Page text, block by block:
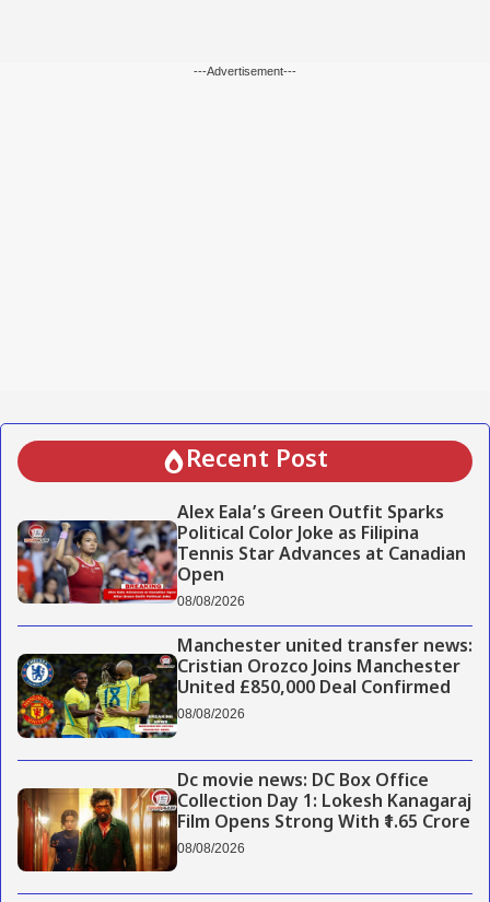
---Advertisement---
Recent Post
Alex Eala’s Green Outfit Sparks
Political Color Joke as Filipina
Tennis Star Advances at Canadian
Open
08/08/2026
Manchester united transfer news:
Cristian Orozco Joins Manchester
United £850,000 Deal Confirmed
08/08/2026
Dc movie news: DC Box Office
Collection Day 1: Lokesh Kanagaraj
Film Opens Strong With ₹1.65 Crore
08/08/2026